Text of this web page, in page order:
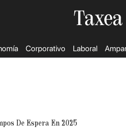
Corporativo Laboral
De Espera En 2025